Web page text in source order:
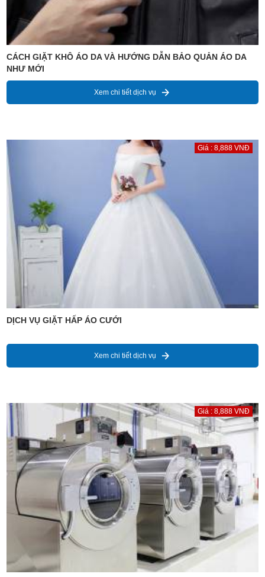
CÁCH GIẶT KHÔ ÁO DA VÀ HƯỚNG DẪN BẢO QUẢN ÁO DA
NHƯ MỚI
Xem chi tiết dịch vụ
Giá : 8,888 VNĐ
DỊCH VỤ GIẶT HẤP ÁO CƯỚI
Xem chi tiết dịch vụ
Giá : 8,888 VNĐ